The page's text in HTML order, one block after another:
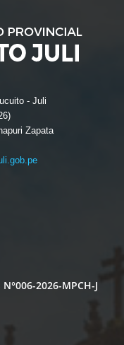
- Juli
Zapata
2026-MPCH-J